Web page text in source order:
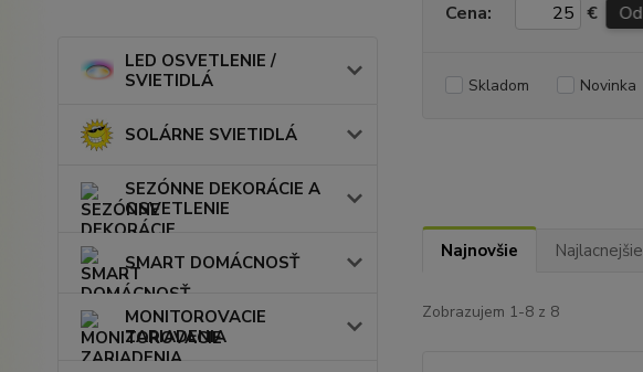
LED OSVETLENIE /
SVIETIDLÁ
SOLÁRNE SVIETIDLÁ
SEZÓNNE DEKORÁCIE A
OSVETLENIE
SMART DOMÁCNOSŤ
MONITOROVACIE
ZARIADENIA
Cena: € Od
Skladom Novinka
Najnovšie Najlacnejšie
Zobrazujem 1-8 z 8